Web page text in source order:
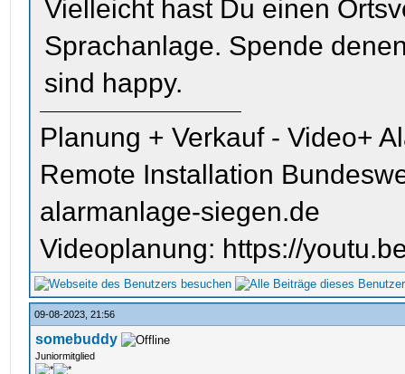
Vielleicht hast Du einen
Sprachanlage. Spende
sind happy.
Planung + Verkauf - Video+
Remote Installation
alarmanlage-siegen.de
Videoplanung: https://
09-08-2023, 21:56
somebuddy
Juniormitglied